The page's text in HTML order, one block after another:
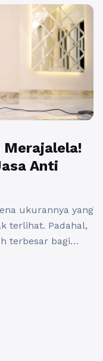
Merajalela!
Anti
ukurannya yang
terlihat. Padahal,
terbesar bagi
kerusakan